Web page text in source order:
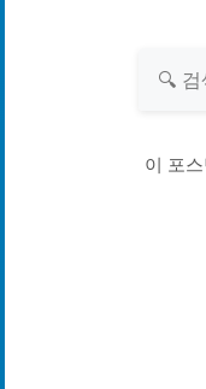
이 포